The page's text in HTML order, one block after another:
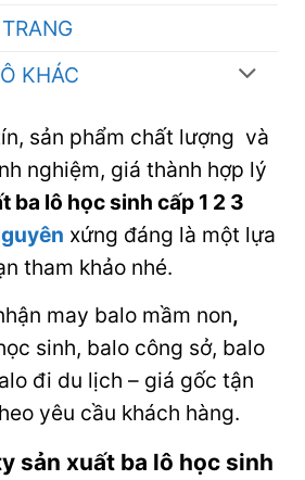
KHÁC
sản phẩm chất lượng và
nghiệm, giá thành hợp lý
ba lô học sinh cấp 1 2 3
xứng đáng là một lựa
tham khảo nhé.
may balo mầm non,
sinh, balo công sở, balo
đi du lịch – giá gốc tận
yêu cầu khách hàng.
sản xuất ba lô học sinh